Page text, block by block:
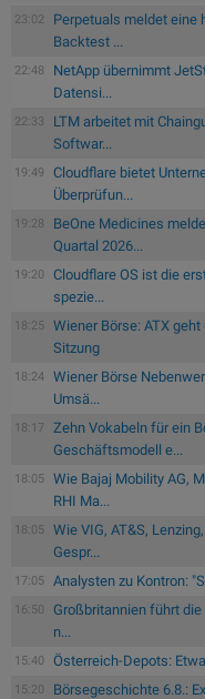
23:02
Perpetuals meldet eine
Backtest ...
22:48
NetApp übernimmt
Datensi...
22:33
LTM arbeitet mit
Softwar...
19:49
Cloudflare bietet
Überprüfun...
19:28
BeOne Medicines
Quartal 2026...
19:20
Cloudflare OS ist die
spezie...
18:25
Wiener Börse: ATX
Sitzung
18:24
Wiener Börse
Umsä...
18:17
Zehn Vokabeln für ein
Geschäftsmodell e...
18:05
Wie Bajaj Mobility AG,
RHI Ma...
18:05
Wie VIG, AT&S,
Gespr...
17:05 Analysten zu Kontron:
16:50
Großbritannien führt
n...
15:40 Österreich-Depots:
15:20
Börsegeschichte 6.8.: